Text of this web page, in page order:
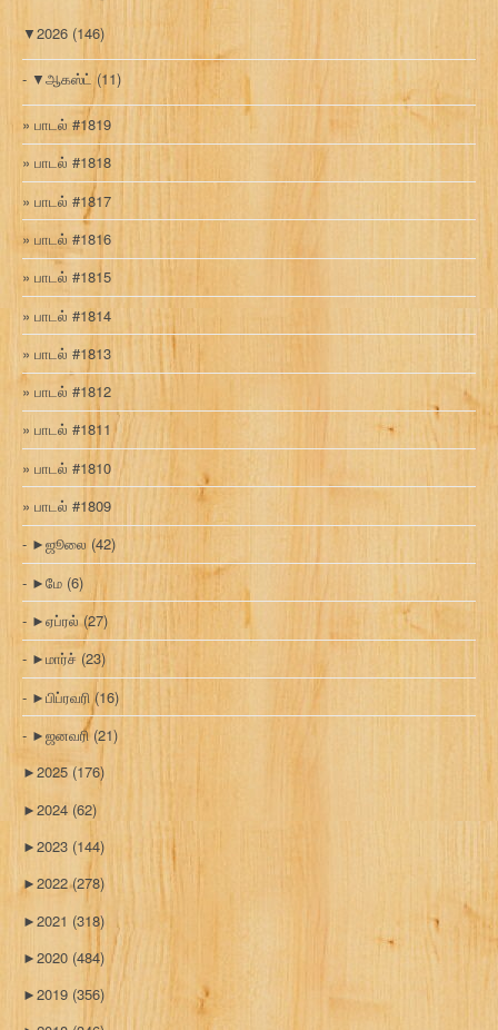
▼2026 (146)
▼ஆகஸ்ட் (11)
பாடல் #1819
பாடல் #1818
பாடல் #1817
பாடல் #1816
பாடல் #1815
பாடல் #1814
பாடல் #1813
பாடல் #1812
பாடல் #1811
பாடல் #1810
பாடல் #1809
►ஜூலை (42)
►மே (6)
►ஏப்ரல்(27)
►மார்ச் (23)
►பிப்ரவரி(16)
►ஜனவரி (21)
►2025 (176)
►2024 (62)
►2023 (144)
►2022(278)
►2021 (318)
►2020 (484)
►2019 (356)